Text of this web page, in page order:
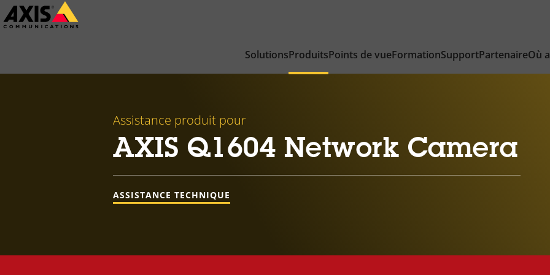
Passer
au
SolutionsProduitsPoints de vueFormationSupportPartenaireOù
Assistance produit pour
AXIS Q1604 Network Camera
ASSISTANCE TECHNIQUE